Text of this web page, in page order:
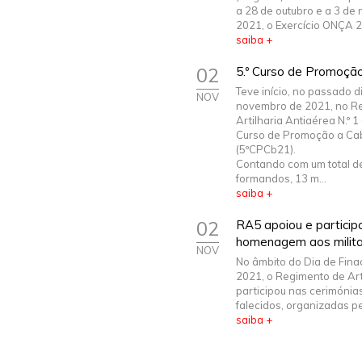
a 28 de outubro e a 3 de
2021, o Exercício ONÇA
saiba +
02
NOV
5.º Curso de
Teve início, no passado
novembro de 2021, no
Artilharia Antiaérea N.º 1
Curso de Promoção a
(5ºCPCb21).
Contando com um total
formandos, 13 m...
saiba +
02
NOV
RA5 apoiou e
homenagem aos
No âmbito do Dia de
2021, o Regimento de
participou nas
falecidos, organizadas
saiba +